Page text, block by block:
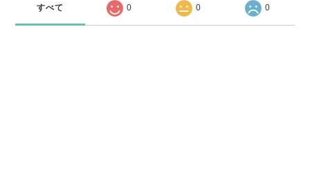
すべて 0 0 0